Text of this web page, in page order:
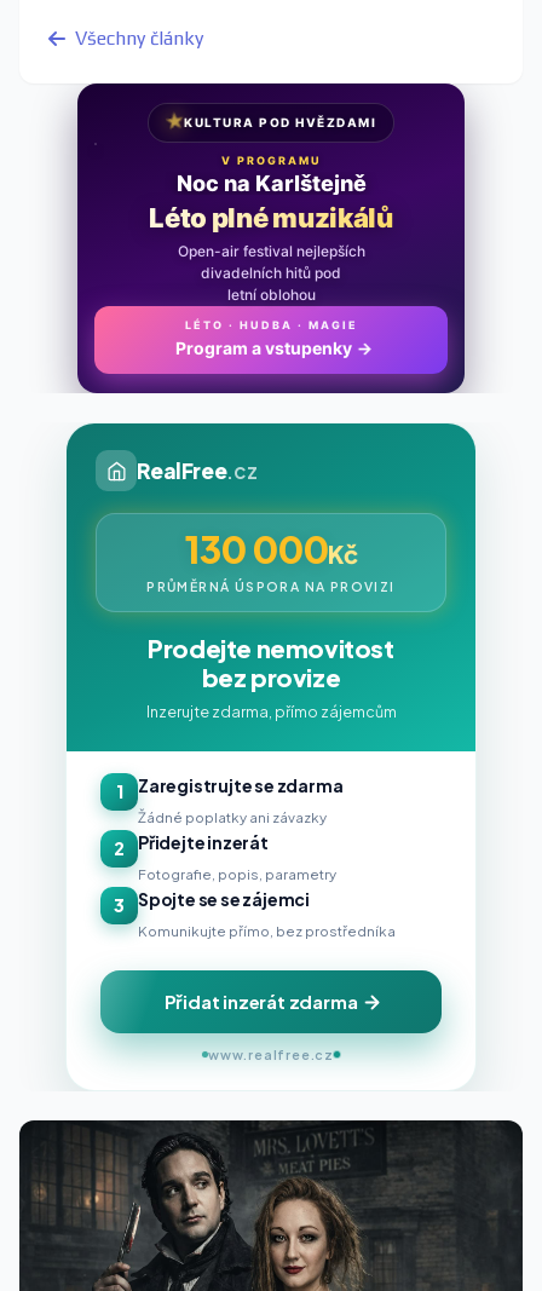
Všechny články
★KULTURA POD HVĚZDAMI
V PROGRAMU
Noc na Karlštejně
Léto plné muzikálů
Open-air festival nejlepších
divadelních hitů pod
letní oblohou
LÉTO · HUDBA · MAGIE
Program a vstupenky →
RealFree.cz
130 000Kč
PRŮMĚRNÁ ÚSPORA NA PROVIZI
Prodejte nemovitost
bez provize
Inzerujte zdarma, přímo zájemcům
1 Zaregistrujte se zdarma
Žádné poplatky ani závazky
2 Přidejte inzerát
Fotografie, popis, parametry
3 Spojte se se zájemci
Komunikujte přímo, bez prostředníka
Přidat inzerát zdarma
www.realfree.cz